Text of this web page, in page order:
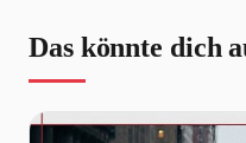
Das könnte dich